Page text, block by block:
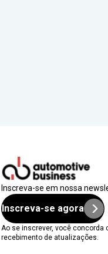
Inscreva-se em nossa
Inscreva-se agora
Ao se inscrever, você concorda
recebimento de atualizações.